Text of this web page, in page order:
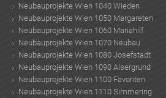
Neubauprojekte Wien 1040 Wieden
Neubauprojekte Wien 1050 Margareten
Neubauprojekte Wien 1060 Mariahilf
Neubauprojekte Wien 1070 Neubau
Neubauprojekte Wien 1080 Josefstadt
Neubauprojekte Wien 1090 Alsergrund
Neubauprojekte Wien 1100 Favoriten
Neubauprojekte Wien 1110 Simmering